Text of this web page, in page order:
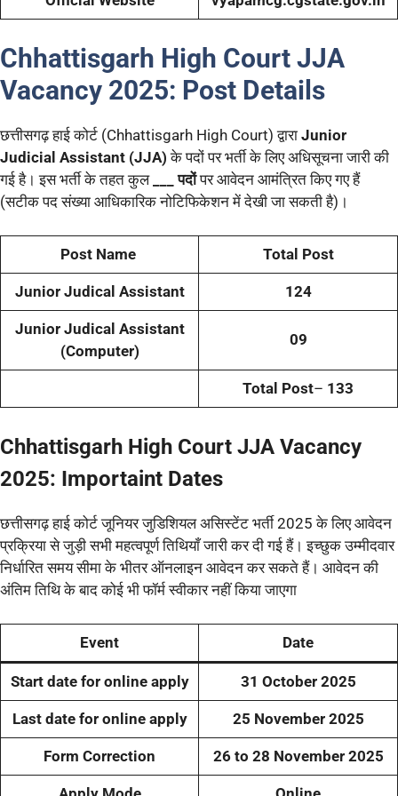
Chhattisgarh High Court JJA
Vacancy 2025: Post Details
छत्तीसगढ़ हाई कोर्ट (Chhattisgarh High Court) द्वारा Junior
Judicial Assistant (JJA) के पदों पर भर्ती के लिए अधिसूचना जारी की
गई है। इस भर्ती के तहत कुल
___ पदोंपर आवेदन आमंत्रित किए गए हैं
(सटीक पद संख्या आधिकारिक नोटिफिकेशन में देखी जा सकती है)।
Post Name Total Post
Junior Judical Assistant 124
Junior Judical Assistant
(Computer)
09
Total Post– 133
Chhattisgarh High Court JJA Vacancy
2025: Importaint Dates
छत्तीसगढ़ हाई कोर्ट जूनियर जुडिशियल असिस्टेंट भर्ती 2025 के लिए आवेदन
प्रक्रिया से जुड़ी सभी महत्वपूर्ण तिथियाँ जारी कर दी गई हैं। इच्छुक उम्मीदवार
निर्धारित समय सीमा के भीतर ऑनलाइन आवेदन कर सकते हैं। आवेदन की
अंतिम तिथि के बाद कोई भी फॉर्म स्वीकार नहीं किया जाएगा
Event Date
Start date for online apply 31 October 2025
Last date for online apply 25 November 2025
Form Correction 26 to 28 November 2025